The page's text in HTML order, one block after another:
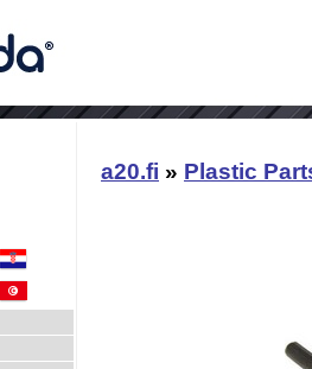
a20.fi » Plastic